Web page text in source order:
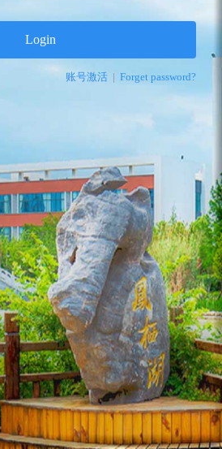
Login
账号激活 | Forget password?